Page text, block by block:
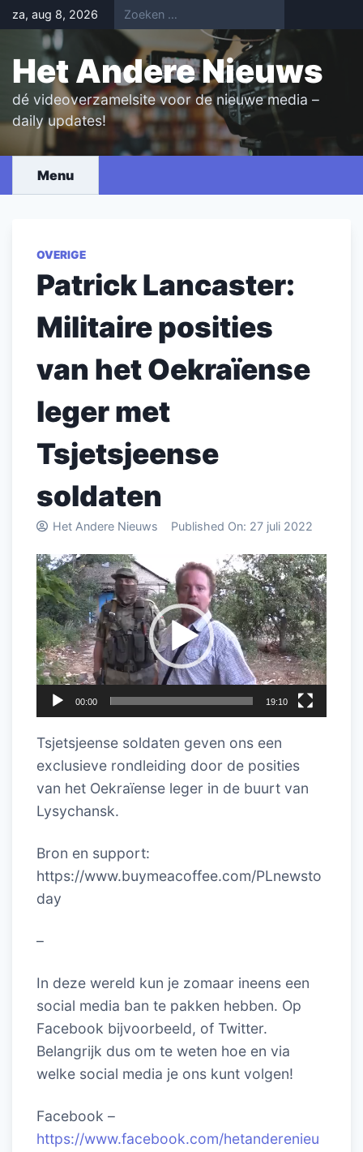
Skip
to
content
za, aug 8, 2026
Het Andere Nieuws
dé videoverzamelsite voor de nieuwe media –
daily updates!
Menu
OVERIGE
Patrick Lancaster:
Militaire posities
van het Oekraïense
leger met
Tsjetsjeense
soldaten
Het Andere Nieuws Published On: 27 juli 2022
Videospeler
00:00 19:10
Tsjetsjeense soldaten geven ons een
exclusieve rondleiding door de posities
van het Oekraïense leger in de buurt van
Lysychansk.
Bron en support:
https://www.buymeacoffee.com/PLnewsto
day
–
In deze wereld kun je zomaar ineens een
social media ban te pakken hebben. Op
Facebook bijvoorbeeld, of Twitter.
Belangrijk dus om te weten hoe en via
welke social media je ons kunt volgen!
Facebook –
https://www.facebook.com/hetanderenieu